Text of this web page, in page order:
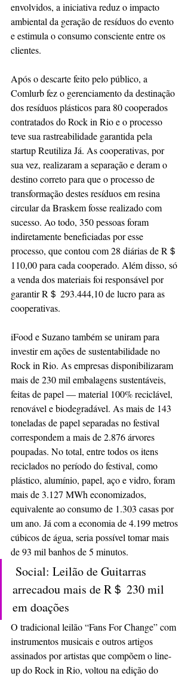
envolvidos, a iniciativa reduz o impacto
ambiental da geração de resíduos do evento
e estimula o consumo consciente entre os
clientes.
Após o descarte feito pelo público, a
Comlurb fez o gerenciamento da destinação
dos resíduos plásticos para 80 cooperados
contratados do Rock in Rio e o processo
teve sua rastreabilidade garantida pela
startup Reutiliza Já. As cooperativas, por
sua vez, realizaram a separação e deram o
destino correto para que o processo de
transformação destes resíduos em resina
circular da Braskem fosse realizado com
sucesso. Ao todo, 350 pessoas foram
indiretamente beneficiadas por esse
processo, que contou com 28 diárias de R＄
110,00 para cada cooperado. Além disso, só
a venda dos materiais foi responsável por
garantir R＄ 293.444,10 de lucro para as
cooperativas.
iFood e Suzano também se uniram para
investir em ações de sustentabilidade no
Rock in Rio. As empresas disponibilizaram
mais de 230 mil embalagens sustentáveis,
feitas de papel — material 100% reciclável,
renovável e biodegradável. As mais de 143
toneladas de papel separadas no festival
correspondem a mais de 2.876 árvores
poupadas. No total, entre todos os itens
reciclados no período do festival, como
plástico, alumínio, papel, aço e vidro, foram
mais de 3.127 MWh economizados,
equivalente ao consumo de 1.303 casas por
um ano. Já com a economia de 4.199 metros
cúbicos de água, seria possível tomar mais
de 93 mil banhos de 5 minutos.
arrecadou mais de R＄ 230 mil
em doações
O tradicional leilão “Fans For Change” com
instrumentos musicais e outros artigos
assinados por artistas que compõem o line-
up do Rock in Rio, voltou na edição do